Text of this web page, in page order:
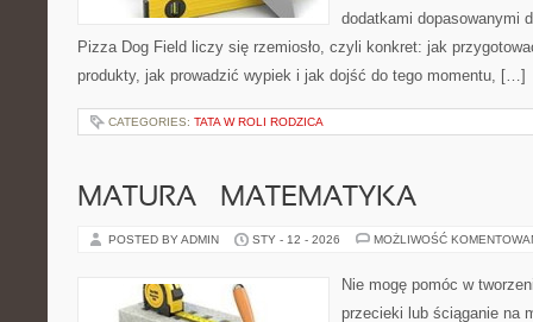
dodatkami dopasowanymi
Pizza Dog Field liczy się rzemiosło, czyli konkret: jak
produkty, jak prowadzić wypiek i jak dojść do tego momentu, […]
CATEGORIES: TATA W ROLI RODZICA
MATURA – MATEMATYKA
POSTED BY ADMIN STY - 12 - 2026 MOŻLIWOŚĆ
Nie mogę pomóc w
przecieki lub ściąganie na